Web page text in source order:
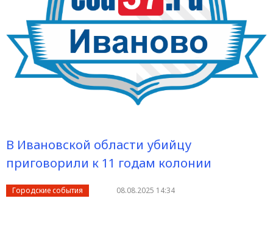
В Ивановской области убийцу
приговорили к 11 годам колонии
Городские события 08.08.2025 14:34